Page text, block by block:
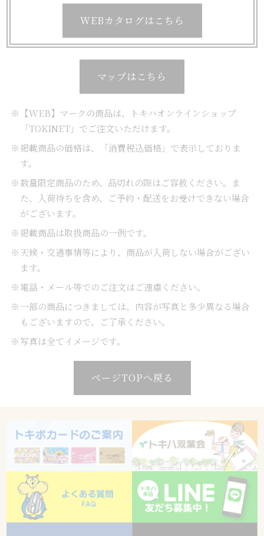
WEBカタログはこちら
マップはこちら
【WEB】マークの商品は、トキハオンラインショップ
「TOKINET」でご注文いただけます。
掲載商品の価格は、「消費税込価格」で表示しておりま
す。
数量限定商品のため、品切れの際はご容赦ください。ま
た、入荷待ちを含め、ご予約・配送をお受けできない場合
がございます。
掲載商品は取扱商品の一例です。
天候・交通事情等により、商品が入荷しない場合がござい
ます。
電話・メール等でのご注文はご遠慮ください。
一部の商品につきましては、内容が写真と多少異なる場合
もございますので、ご了承ください。
写真は全てイメージです。
ページTOPへ戻る